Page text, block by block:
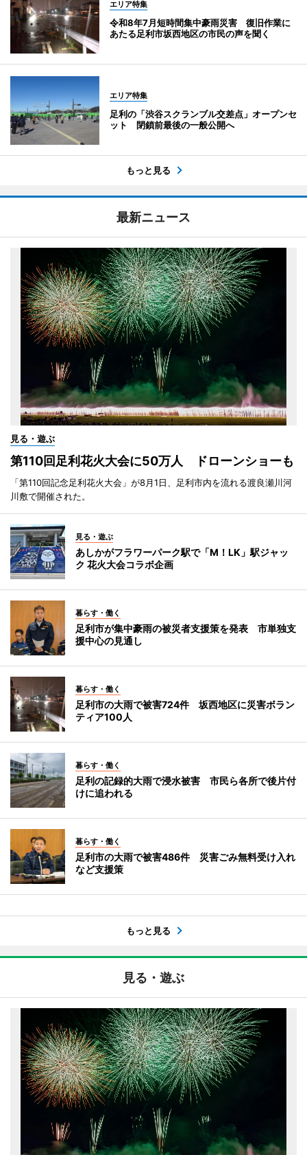
エリア特集
令和8年7月短時間集中豪雨災害 復旧作業に
あたる足利市坂西地区の市民の声を聞く
エリア特集
足利の「渋谷スクランブル交差点」オープンセ
ット 閉鎖前最後の一般公開へ
もっと見る
最新ニュース
見る・遊ぶ
第110回足利花火大会に50万人 ドローンショーも
「第110回記念足利花火大会」が8月1日、足利市内を流れる渡良瀬川河
川敷で開催された。
見る・遊ぶ
あしかがフラワーパーク駅で「M！LK」駅ジャッ
ク 花火大会コラボ企画
暮らす・働く
足利市が集中豪雨の被災者支援策を発表 市単独支
援中心の見通し
暮らす・働く
足利市の大雨で被害724件 坂西地区に災害ボラン
ティア100人
暮らす・働く
足利の記録的大雨で浸水被害 市民ら各所で後片付
けに追われる
暮らす・働く
足利市の大雨で被害486件 災害ごみ無料受け入れ
など支援策
もっと見る
見る・遊ぶ